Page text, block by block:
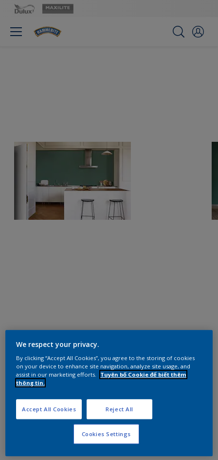
We respect your privacy.
By clicking “Accept All Cookies”, you agree to the storing of cookies
on your device to enhance site navigation, analyze site usage, and
assist in our marketing efforts.
Tuyên bố Cookie để biết thêm
thông tin.
Reject All
Accept All Cookies
Cookies Settings